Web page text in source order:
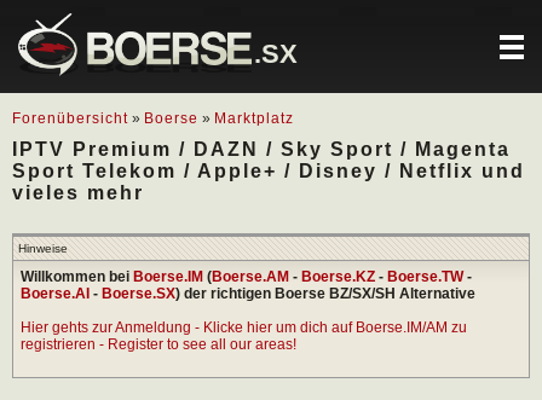
.SX
Forenübersicht » Boerse » Marktplatz
IPTV Premium / DAZN / Sky Sport / Magenta
Sport Telekom / Apple+ / Disney / Netflix und
vieles mehr
Hinweise
Willkommen bei Boerse.IM (Boerse.AM - Boerse.KZ - Boerse.TW-
Boerse.AI - Boerse.SX) der richtigen Boerse BZ/SX/SH Alternative
Hier gehts zur Anmeldung - Klicke hier um dich auf Boerse.IM/AM zu
registrieren - Register to see all our areas!